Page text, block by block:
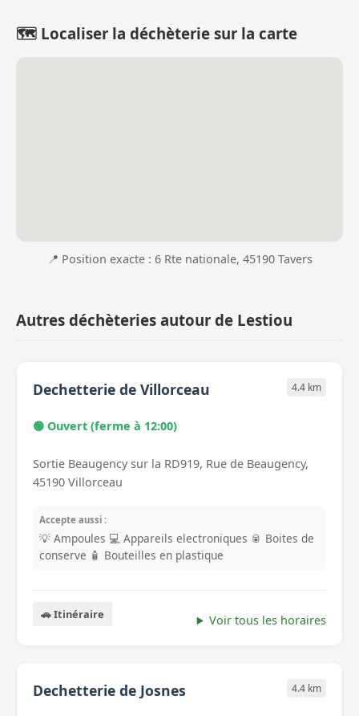
🗺️ Localiser la déchèterie sur la carte
📍 Position exacte : 6 Rte nationale, 45190 Tavers
Autres déchèteries autour de Lestiou
Dechetterie de Villorceau 4.4 km
🟢 Ouvert (ferme à 12:00)
Sortie Beaugency sur la RD919, Rue de Beaugency,
45190 Villorceau
Accepte aussi :
💡 Ampoules 💻 Appareils electroniques 🥫 Boites de
conserve 🧴 Bouteilles en plastique
🚗 Itinéraire Voir tous les horaires
Dechetterie de Josnes 4.4 km